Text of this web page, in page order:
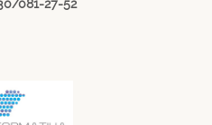
081-27-52